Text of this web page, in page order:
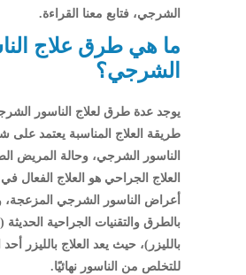
الشرجي، فتابع معنا القراءة.
ما هي طرق علاج
الشرجي؟
يوجد عدة طرق لعلاج الناسور
طريقة العلاج المناسبة يعتمد
الناسور الشرجي، وحالة المريض
العلاج الجراحي هو العلاج الفعال
أعراض الناسور الشرجي المزعجة،
بالطرق والتقنيات الجراحية الحديثة
بالليزر)، حيث يعد العلاج بالليزر
للتخلص من الناسور نهائيًا.